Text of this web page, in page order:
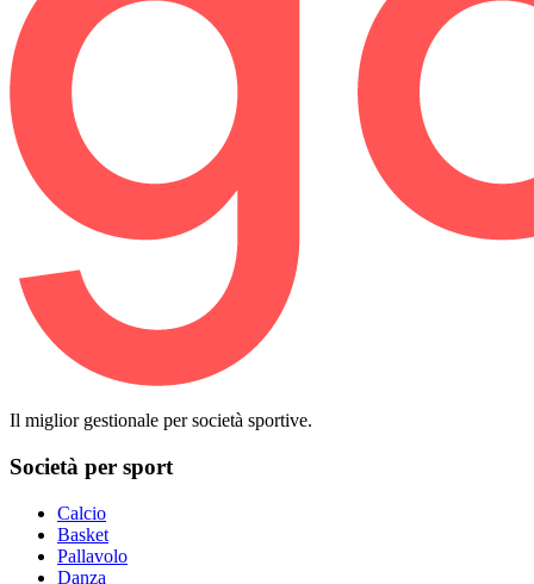
Il miglior gestionale per società sportive.
Società per sport
Calcio
Basket
Pallavolo
Danza